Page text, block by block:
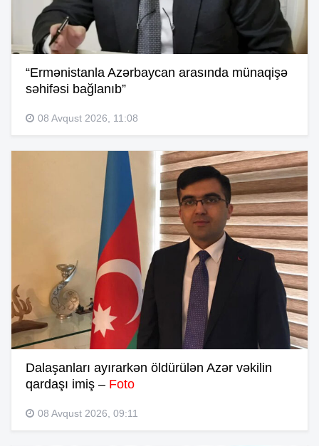
“Ermənistanla Azərbaycan arasında münaqişə
səhifəsi bağlanıb”
08 Avqust 2026, 11:08
Dalaşanları ayırarkən öldürülən Azər vəkilin
qardaşı imiş – Foto
08 Avqust 2026, 09:11